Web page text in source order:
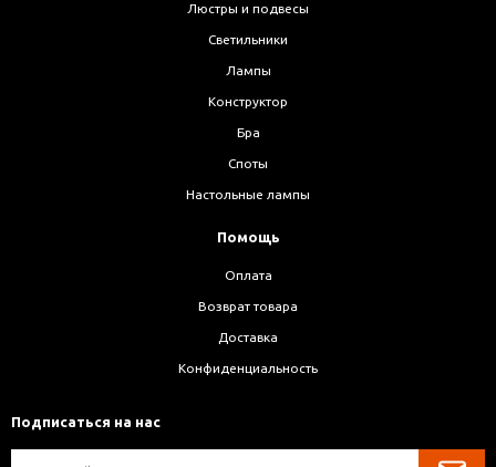
Люстры и подвесы
Светильники
Лампы
Конструктор
Бра
Споты
Настольные лампы
Помощь
Оплата
Возврат товара
Доставка
Конфиденциальность
Подписаться на нас